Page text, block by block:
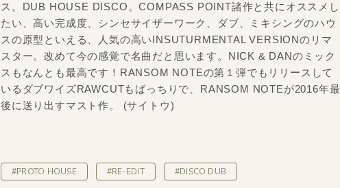
ス。DUB HOUSE DISCO。COMPASS POINT諸作と共にオススメし
たい、高い完成度、シンセサイザーワーク、ダブ、ミキシングのハウ
スの原型といえる、人気の高いINSUTURMENTAL VERSIONのリマ
スター。改めて今の感覚で名曲だと思います。NICK & DANのミック
スもなんとも最高です！RANSOM NOTEの第１弾でもリリースして
いるダブワイズRAWCUTもばっちりで、RANSOM NOTEが2016年最
後に送り出すマスト作。 (サイトウ)
#PROTO HOUSE #RE-EDIT #DISCO DUB